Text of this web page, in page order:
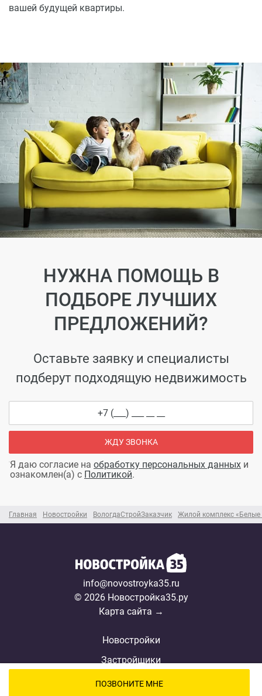
Главная Новостройки ВологдаСтройЗаказчик Жилой комплекс «Белые
вашей будущей квартиры.
НУЖНА ПОМОЩЬ В
ПОДБОРЕ ЛУЧШИХ
ПРЕДЛОЖЕНИЙ?
Оставьте заявку и специалисты
подберут подходящую недвижимость
ЖДУ ЗВОНКА
Я даю согласие на обработку персональных данных и
ознакомлен(а) с Политикой.
info@novostroyka35.ru
© 2026 Новостройка35.ру
Карта сайта →
Новостройки
Застройщики
Ипотека
ПОЗВОНИТЕ МНЕ